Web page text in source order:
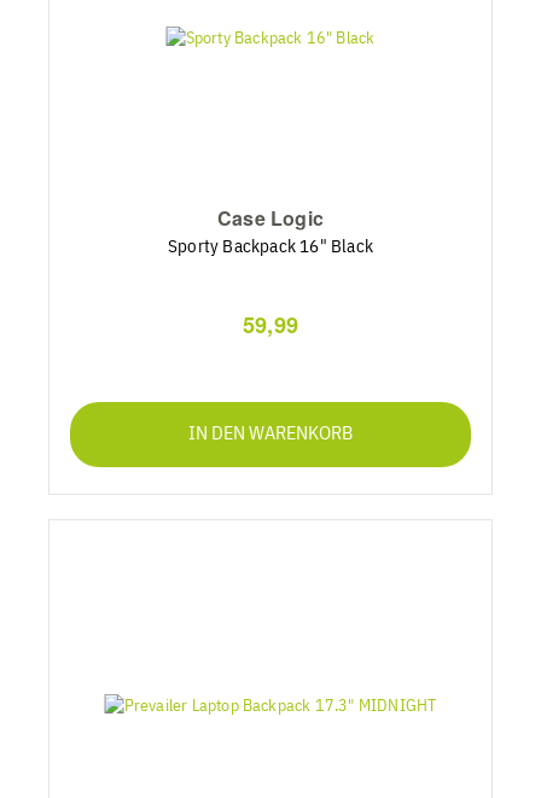
Case Logic
Sporty Backpack 16" Black
59,99
IN DEN WARENKORB